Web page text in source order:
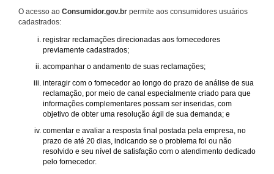
O acesso ao Consumidor.gov.br permite aos consumidores usuários
cadastrados:
registrar reclamações direcionadas aos fornecedores
previamente cadastrados;
acompanhar o andamento de suas reclamações;
interagir com o fornecedor ao longo do prazo de análise de sua
reclamação, por meio de canal especialmente criado para que
informações complementares possam ser inseridas, com
objetivo de obter uma resolução ágil de sua demanda; e
comentar e avaliar a resposta final postada pela empresa, no
prazo de até 20 dias, indicando se o problema foi ou não
resolvido e seu nível de satisfação com o atendimento dedicado
pelo fornecedor.